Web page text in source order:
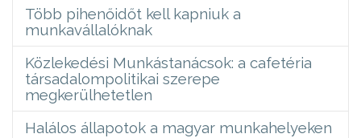
Több pihenőidőt kell kapniuk a
munkavállalóknak
Közlekedési Munkástanácsok: a cafetéria
társadalompolitikai szerepe
megkerülhetetlen
Halálos állapotok a magyar munkahelyeken